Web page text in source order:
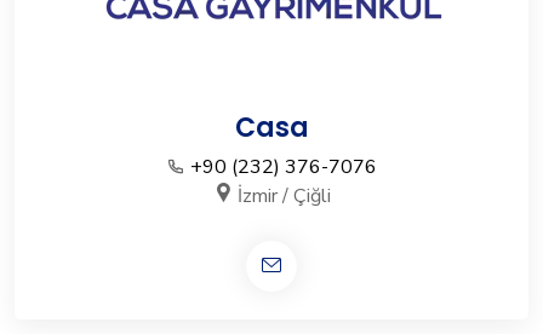
Casa
+90 (232) 376-7076
İzmir / Çiğli